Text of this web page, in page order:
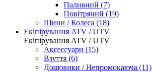
Паливний (7)
Повітряний (19)
Шини / Колеса (18)
Екіпірування ATV / UTV
Екіпірування ATV / UTV
Аксессуари (15)
Взуття (6)
Дощовики / Непромокаюча (11)